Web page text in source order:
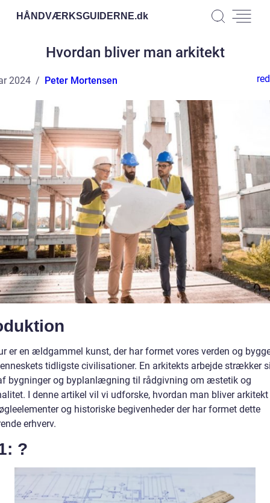
HÅNDVÆRKSGUIDERNE.dk
Hvordan bliver man arkitekt
2024 Peter Mortensen
er en ældgammel kunst, der har formet vores verden og
tidligste civilisationer. En arkitekts arbejde strækker
bygninger og byplanlægning til rådgivning om æstetik og
I denne artikel vil vi udforske, hvordan man bliver
og historiske begivenheder der har formet dette
erhverv.
?